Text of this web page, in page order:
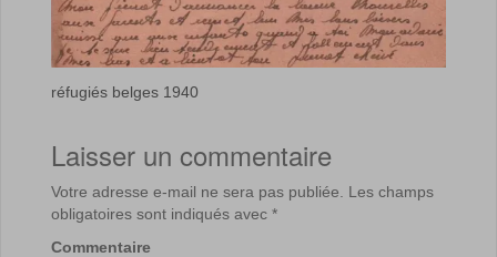
réfugiés belges 1940
Laisser un commentaire
Votre adresse e-mail ne sera pas publiée.
Les champs
obligatoires sont indiqués avec *
Commentaire